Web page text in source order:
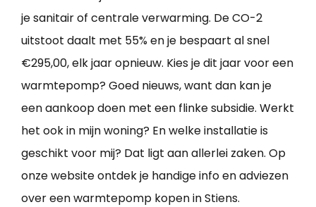
je sanitair of centrale verwarming. De CO-2
uitstoot daalt met 55% en je bespaart al snel
€295,00, elk jaar opnieuw. Kies je dit jaar voor een
warmtepomp? Goed nieuws, want dan kan je
een aankoop doen met een flinke subsidie. Werkt
het ook in mijn woning? En welke installatie is
geschikt voor mij? Dat ligt aan allerlei zaken. Op
onze website ontdek je handige info en adviezen
over een warmtepomp kopen in Stiens.